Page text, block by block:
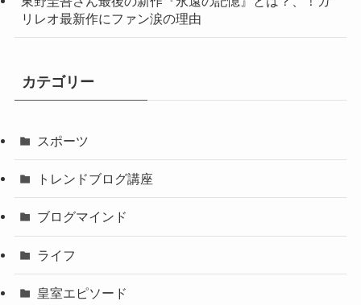
リレオ最新作にファン涙の理由
カテゴリー
スポーツ
トレンドブログ講座
ブログマインド
ライフ
皇室エピソード